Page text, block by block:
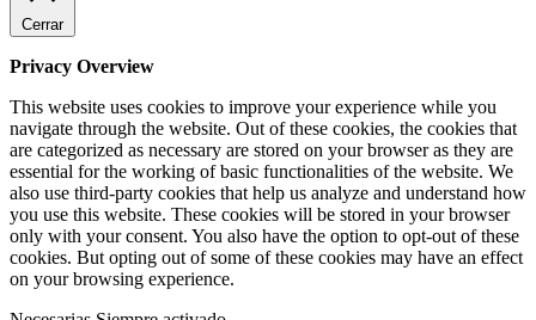
Cerrar
Privacy Overview
This website uses cookies to improve your experience while you
navigate through the website. Out of these cookies, the cookies that
are categorized as necessary are stored on your browser as they are
essential for the working of basic functionalities of the website. We
also use third-party cookies that help us analyze and understand how
you use this website. These cookies will be stored in your browser
only with your consent. You also have the option to opt-out of these
cookies. But opting out of some of these cookies may have an effect
on your browsing experience.